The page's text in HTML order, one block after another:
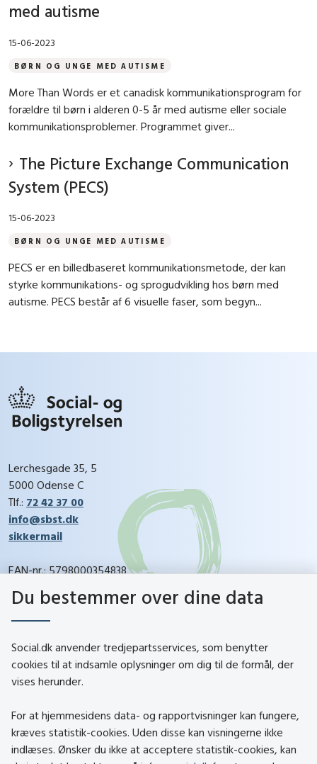
med autisme
15-06-2023
BØRN OG UNGE MED AUTISME
More Than Words er et canadisk kommunikationsprogram for
forældre til børn i alderen 0-5 år med autisme eller sociale
kommunikationsproblemer. Programmet giver...
The Picture Exchange Communication
System (PECS)
15-06-2023
BØRN OG UNGE MED AUTISME
PECS er en billedbaseret kommunikationsmetode, der kan
styrke kommunikations- og sprogudvikling hos børn med
autisme. PECS består af 6 visuelle faser, som begyn...
Lerchesgade 35, 5
5000 Odense C
Tlf.: 72 42 37 00
info@sbst.dk
sikkermail
EAN-nr.: 5798000354838
Kontakt
About social.dk
Tilgængelighedserklæring
Du bestemmer over dine data
Social.dk anvender tredjepartsservices, som benytter
cookies til at indsamle oplysninger om dig til de formål, der
vises herunder.
For at hjemmesidens data- og rapportvisninger kan fungere,
kræves statistik-cookies. Uden disse kan visningerne ikke
indlæses. Ønsker du ikke at acceptere statistik-cookies, kan